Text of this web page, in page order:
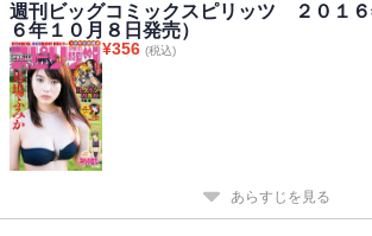
週刊ビッグコミックスピリッツ ２０１６
６年１０月８日発売）
¥356 (税込)
あらすじを見る